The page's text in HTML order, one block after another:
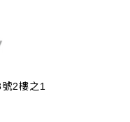
2樓之1